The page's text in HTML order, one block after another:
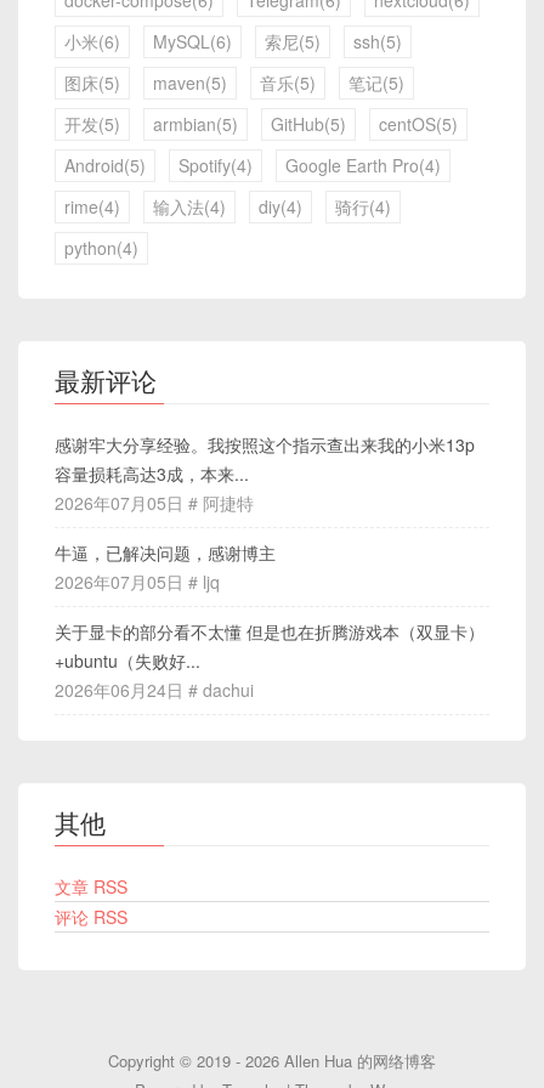
小米(6)
MySQL(6) 索尼(5)
ssh(5)
图床(5)
maven(5) 音乐(5)
笔记(5)
开发(5)
armbian(5) GitHub(5)
centOS(5)
Android(5)
Spotify(4)
Google Earth Pro(4)
rime(4)
输入法(4) diy(4)
骑行(4)
python(4)
最新评论
感谢牢大分享经验。我按照这个指示查出来我的小米13p
容量损耗高达3成，本来...
2026年07月05日 # 阿捷特
牛逼，已解决问题，感谢博主
2026年07月05日 # ljq
关于显卡的部分看不太懂 但是也在折腾游戏本（双显卡）
+ubuntu（失败好...
2026年06月24日 # dachui
其他
文章 RSS
评论 RSS
Copyright © 2019 - 2026 Allen Hua 的网络博客